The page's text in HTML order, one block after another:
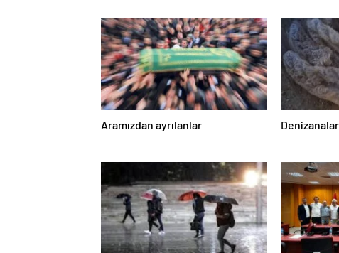
Aramızdan ayrılanlar